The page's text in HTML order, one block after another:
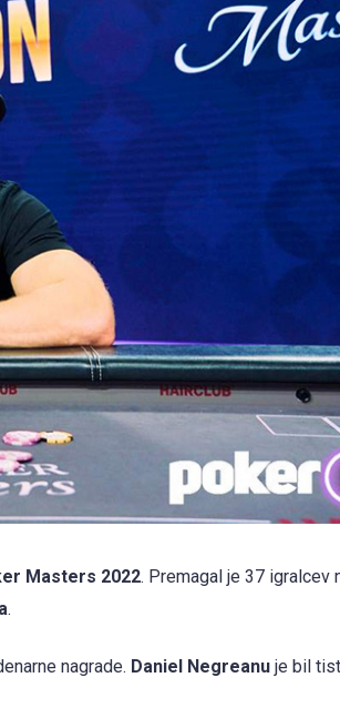
Masters 2022. Premagal je 37 igralcev
.
nagrade. Daniel Negreanu je bil